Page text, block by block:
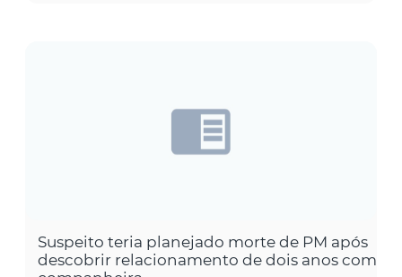
Suspeito teria planejado morte de PM após
descobrir relacionamento de dois anos com